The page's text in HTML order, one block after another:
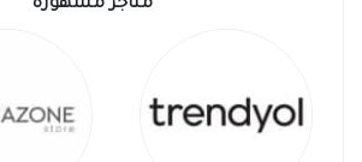
متاجر مشهورة